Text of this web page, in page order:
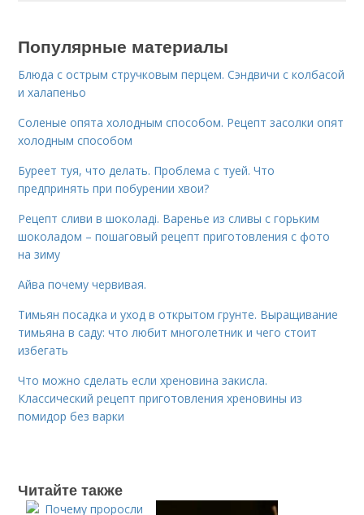
Популярные материалы
Блюда с острым стручковым перцем. Сэндвичи с колбасой
и халапеньо
Соленые опята холодным способом. Рецепт засолки опят
холодным способом
Буреет туя, что делать. Проблема с туей. Что
предпринять при побурении хвои?
Рецепт сливи в шоколаді. Варенье из сливы с горьким
шоколадом – пошаговый рецепт приготовления с фото
на зиму
Айва почему червивая.
Тимьян посадка и уход в открытом грунте. Выращивание
тимьяна в саду: что любит многолетник и чего стоит
избегать
Что можно сделать если хреновина закисла.
Классический рецепт приготовления хреновины из
помидор без варки
Читайте также